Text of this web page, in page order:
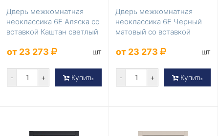
Дверь межкомнатная
неоклассика 6Е Аляска со
вставкой Каштан светлый
от 23 273 шт
- + Купить
Дверь межкомнатная
неоклассика 6Е Черный
матовый со вставкой
от 23 273 шт
- + Купить